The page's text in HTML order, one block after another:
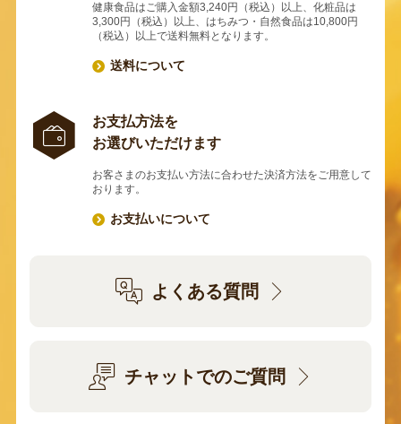
健康食品はご購入金額3,240円（税込）以上、化粧品は
3,300円（税込）以上、はちみつ・自然食品は10,800円
（税込）以上で送料無料となります。
送料について
お支払方法を
お選びいただけます
お客さまのお支払い方法に合わせた決済方法をご用意して
おります。
お支払いについて
よくある質問
チャットでのご質問